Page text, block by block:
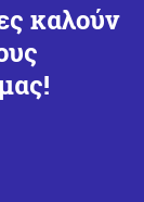
καλούν